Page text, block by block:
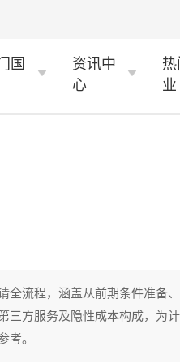
国
资讯中
心
业
全流程，涵盖从前期条件准备
三方服务及隐性成本构成，为
考。